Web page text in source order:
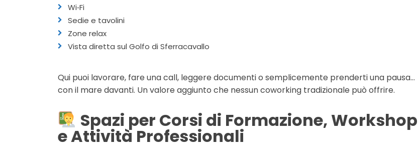
Wi‑Fi
Sedie e tavolini
Zone relax
Vista diretta sul Golfo di Sferracavallo
Qui puoi lavorare, fare una call, leggere documenti o semplicemente prenderti una pausa…
con il mare davanti. Un valore aggiunto che nessun coworking tradizionale può offrire.
Spazi per Corsi di Formazione, Workshop
e Attività Professionali